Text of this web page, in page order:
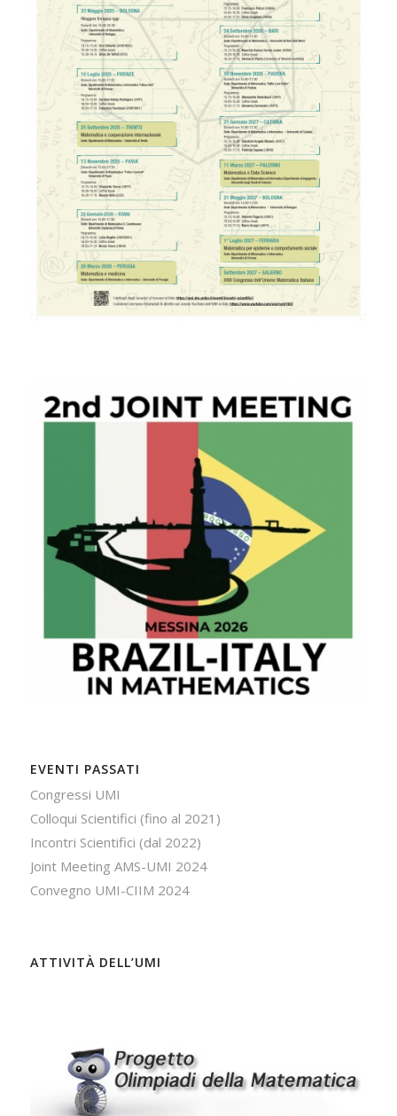
EVENTI PASSATI
Congressi UMI
Colloqui Scientifici (fino al 2021)
Incontri Scientifici (dal 2022)
Joint Meeting AMS-UMI 2024
Convegno UMI-CIIM 2024
ATTIVITÀ DELL’UMI